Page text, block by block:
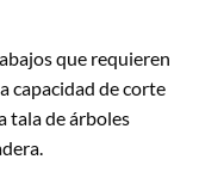
que requieren
capacidad de corte
tala de árboles